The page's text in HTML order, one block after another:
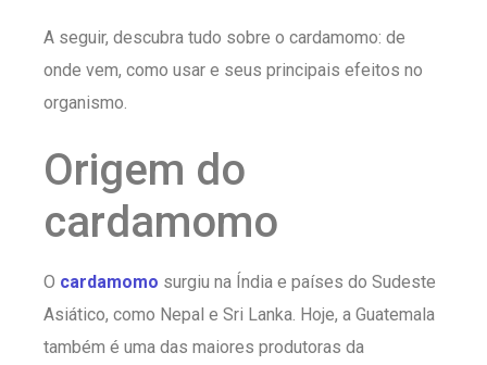
A seguir, descubra tudo sobre o cardamomo: de
onde vem, como usar e seus principais efeitos no
organismo.
Origem do
cardamomo
O cardamomo surgiu na Índia e países do Sudeste
Asiático, como Nepal e Sri Lanka. Hoje, a Guatemala
também é uma das maiores produtoras da